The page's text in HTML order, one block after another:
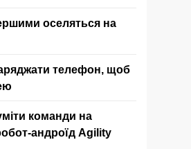
оселяться на
телефон, щоб
команди на
андроїд Agility